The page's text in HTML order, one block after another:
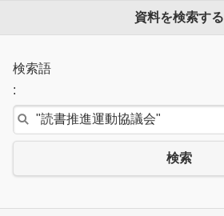
資料を検索する
検索語
:
検索